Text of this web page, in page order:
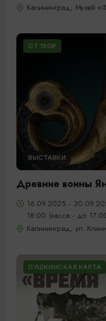
Калининград, Музей
ОТ 150₽
ВЫСТАВКИ
Древние воины
16.09.2025 -
18:00 (касса - до
Калининград, ул.
ПУШКИНСКАЯ КАРТА